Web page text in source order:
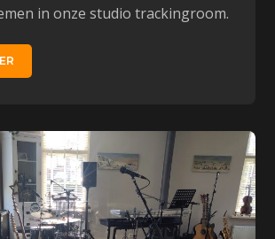
in onze studio trackingroom.